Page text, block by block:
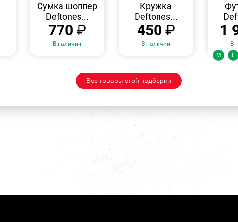
Сумка шоппер
Deftones...
770 ₽
В наличии
Кружка
Deftones...
450 ₽
В наличии
1
В
M L
Все товары этой подборки